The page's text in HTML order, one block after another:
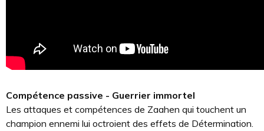
Compétence passive - Guerrier immortel
Les attaques et compétences de Zaahen qui touchent un
champion ennemi lui octroient des effets de Détermination.